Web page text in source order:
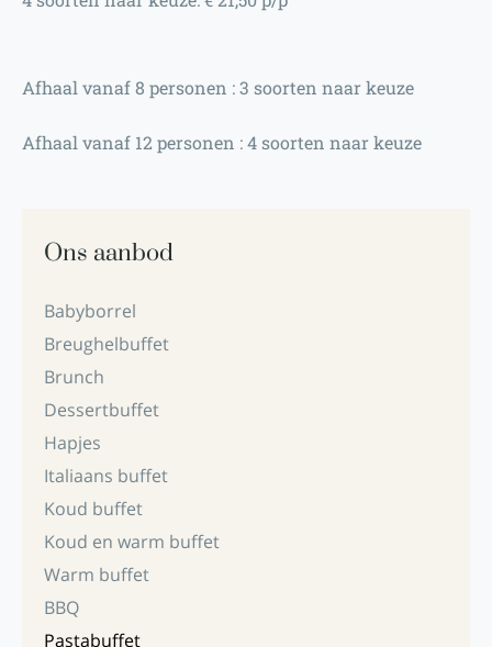
Ons aanbod
Babyborrel
Breughelbuffet
Brunch
Dessertbuffet
Hapjes
Italiaans buffet
Koud buffet
Koud en warm buffet
Warm buffet
BBQ
Pastabuffet
Afhaal vanaf 8 personen : 3 soorten naar keuze
Afhaal vanaf 12 personen : 4 soorten naar keuze